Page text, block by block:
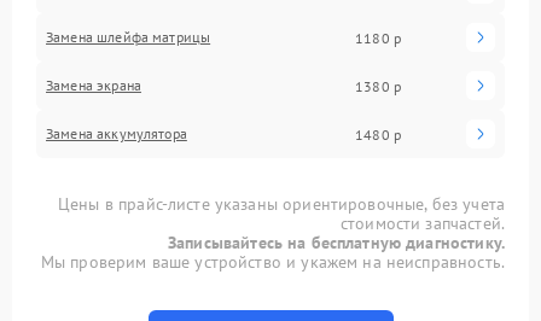
Замена шлейфа матрицы 1180 р
Замена экрана 1380 р
Замена аккумулятора 1480 р
Цены в прайс-листе указаны ориентировочные, без учета
стоимости запчастей.
Записывайтесь на бесплатную диагностику.
Мы проверим ваше устройство и укажем на неисправность.